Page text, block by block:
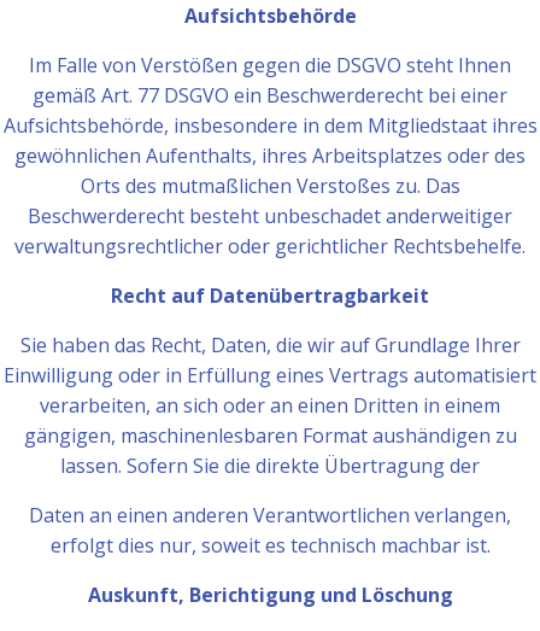
Aufsichtsbehörde
Im Falle von Verstößen gegen die DSGVO steht Ihnen
gemäß Art. 77 DSGVO ein Beschwerderecht bei einer
Aufsichtsbehörde, insbesondere in dem Mitgliedstaat ihres
gewöhnlichen Aufenthalts, ihres Arbeitsplatzes oder des
Orts des mutmaßlichen Verstoßes zu. Das
Beschwerderecht besteht unbeschadet anderweitiger
verwaltungsrechtlicher oder gerichtlicher Rechtsbehelfe.
Recht auf Datenübertragbarkeit
Sie haben das Recht, Daten, die wir auf Grundlage Ihrer
Einwilligung oder in Erfüllung eines Vertrags automatisiert
verarbeiten, an sich oder an einen Dritten in einem
gängigen, maschinenlesbaren Format aushändigen zu
lassen. Sofern Sie die direkte Übertragung der
Daten an einen anderen Verantwortlichen verlangen,
erfolgt dies nur, soweit es technisch machbar ist.
Auskunft, Berichtigung und Löschung